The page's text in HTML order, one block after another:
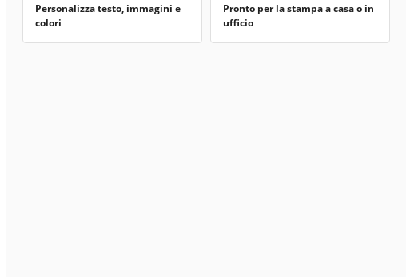
Personalizza testo, immagini e
colori
Pronto per la stampa a casa o in
ufficio